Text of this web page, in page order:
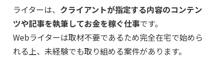
ライターは、 クライアントが指定する内容のコンテン
ツや記事を執筆してお金を稼ぐ仕事です。
Webライターは取材不要であるため完全在宅で始めら
れる上、未経験でも取り組める案件があります。